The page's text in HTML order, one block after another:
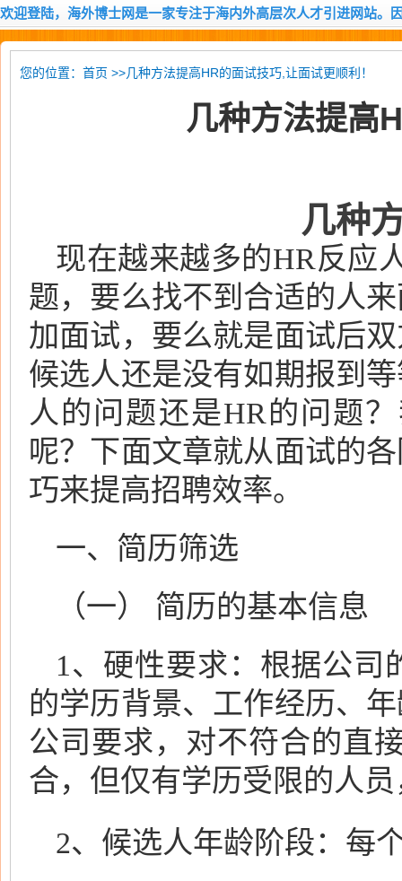
欢迎登陆，海外博士网是一家专注于海内外高层次人才引进网站。
您的位置： 首页 >>几种方法提高HR的面试技巧,让面试更顺利！
几种方法提高
几种
现在越来越多的HR反应
题，要么找不到合适的人
加面试，要么就是面试后
候选人还是没有如期报到
人的问题还是HR的问题
呢？下面文章就从面试的
巧来提高招聘效率。
一、简历筛选
（一） 简历的基本信息
1、硬性要求：根据公司
的学历背景、工作经历、
公司要求，对不符合的直
合，但仅有学历受限的人
2、候选人年龄阶段：每